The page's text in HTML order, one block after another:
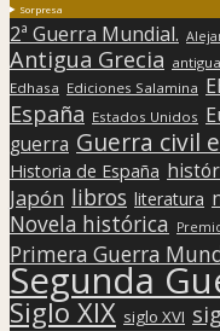
Sorpresa
2ª Guerra Mundial.
Antigua Grecia
Edhasa Ediciones Salamina
España Estados Unidos
guerra Guerra civil
Historia de España
Japón libros literatura
Novela histórica
Primera Guerra
Segunda
Siglo XIX siglo XVI